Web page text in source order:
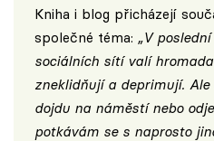
Kniha i blog přicházejí
společné téma: „V
sociálních sítí valí
zneklidňují a deprimují.
dojdu na náměstí nebo
potkávám se s naprosto